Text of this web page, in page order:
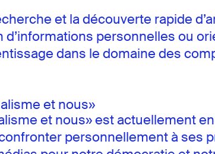
et la découverte rapide
personnelles ou
dans le domaine des
et nous»
et nous» est actuellement
personnellement à ses